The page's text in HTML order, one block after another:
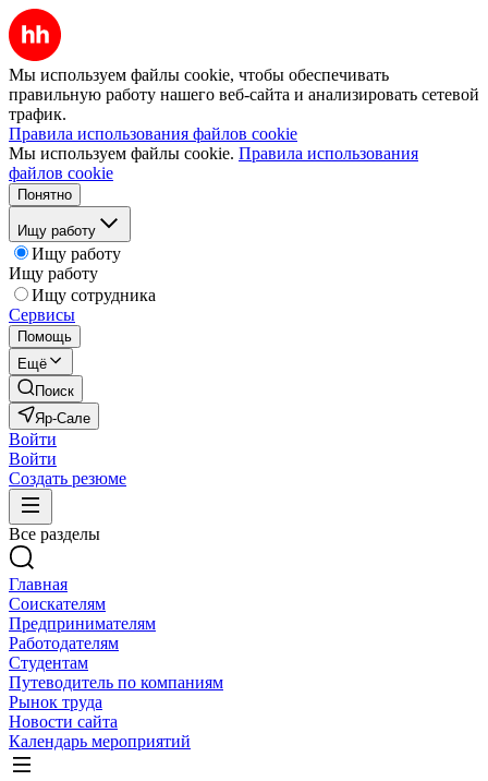
Мы используем файлы cookie, чтобы обеспечивать
правильную работу нашего веб-сайта и анализировать сетевой
трафик.
Правила использования файлов cookie
Мы используем файлы cookie. Правила использования
файлов cookie
Понятно
Ищу работу
Ищу работу
Ищу работу
Ищу сотрудника
Сервисы
Помощь
Ещё
Поиск
Яр-Сале
Войти
Войти
Создать резюме
Все разделы
Главная
Соискателям
Предпринимателям
Работодателям
Студентам
Путеводитель по компаниям
Рынок труда
Новости сайта
Календарь мероприятий